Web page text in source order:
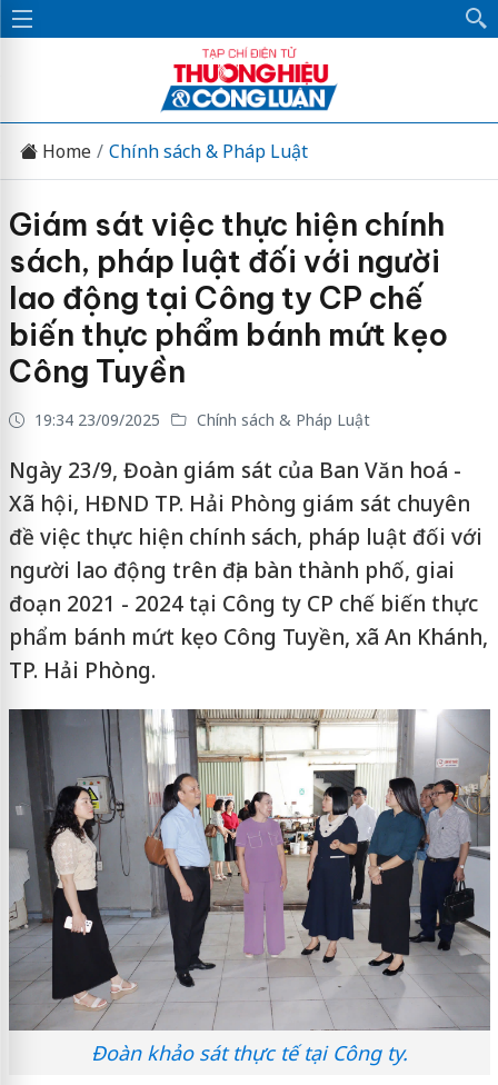
Home Chính sách & Pháp Luật
Giám sát việc thực hiện chính
sách, pháp luật đối với người
lao động tại Công ty CP chế
biến thực phẩm bánh mứt kẹo
Công Tuyền
19:34 23/09/2025 Chính sách & Pháp Luật
Ngày 23/9, Đoàn giám sát của Ban Văn hoá -
Xã hội, HĐND TP. Hải Phòng giám sát chuyên
đề việc thực hiện chính sách, pháp luật đối với
người lao động trên địa bàn thành phố, giai
đoạn 2021 - 2024 tại Công ty CP chế biến thực
phẩm bánh mứt kẹo Công Tuyền, xã An Khánh,
TP. Hải Phòng.
Đoàn khảo sát thực tế tại Công ty.